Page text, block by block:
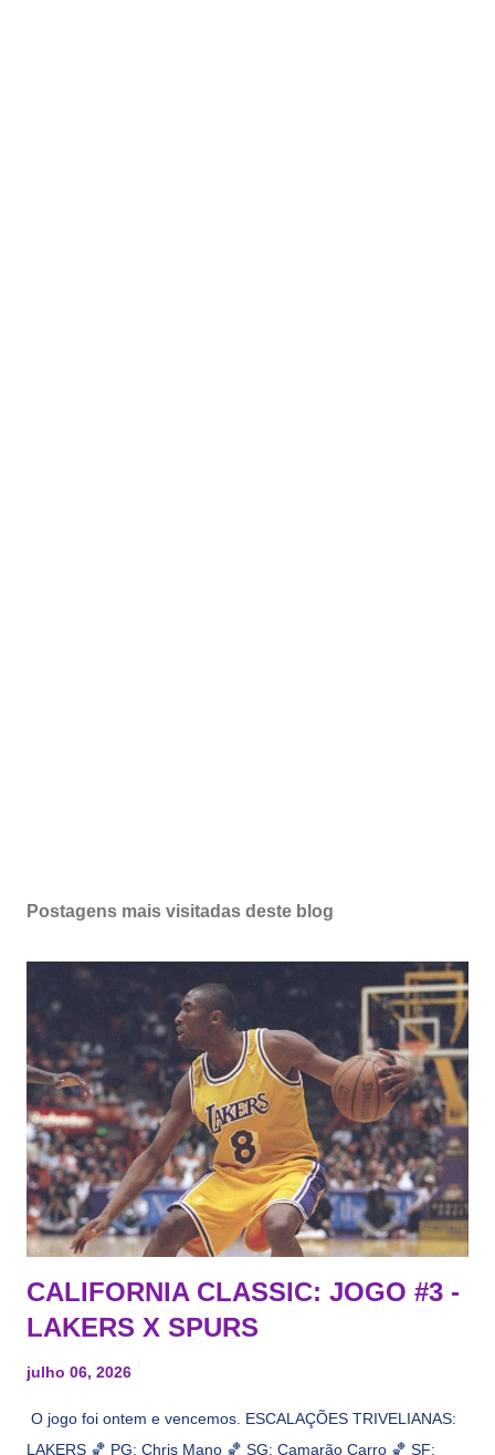
Postagens mais visitadas deste blog
CALIFORNIA CLASSIC: JOGO #3 -
LAKERS X SPURS
julho 06, 2026
O jogo foi ontem e vencemos. ESCALAÇÕES TRIVELIANAS:
LAKERS 🏀 PG: Chris Mano 🏀 SG: Camarão Carro 🏀 SF: